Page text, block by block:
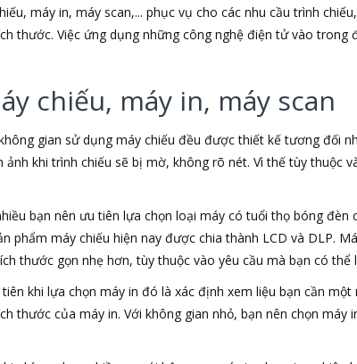
máy in, máy scan,... phục vụ cho các nhu cầu trình
thước. Việc ứng dụng những công nghệ điện tử vào
chiếu, máy in, máy scan
gian sử dụng máy chiếu đều được thiết kế tương đối
khi trình chiếu sẽ bị mờ, không rõ nét. Vì thế tùy
bạn nên ưu tiên lựa chọn loại máy có tuổi thọ bóng
phẩm máy chiếu hiện nay được chia thành LCD và DLP.
thước gọn nhẹ hơn, tùy thuộc vào yêu cầu mà bạn có
khi lựa chọn máy in đó là xác định xem liệu bạn cần
thước của máy in. Với không gian nhỏ, bạn nên chọn